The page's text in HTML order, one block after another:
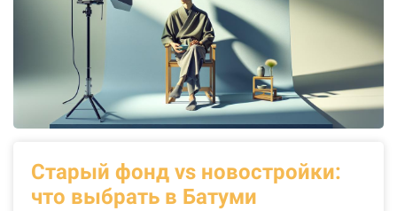
Старый фонд vs новостройки:
что выбрать в Батуми